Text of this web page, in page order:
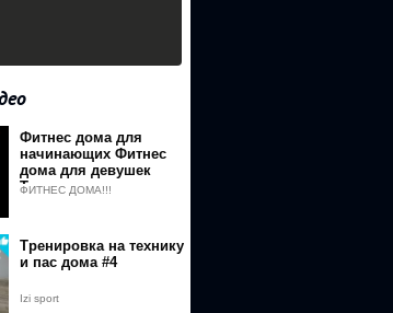
Фитнес дома для
начинающих Фитнес
дома для девушек
Тренировки дома для
ФИТНЕС ДОМА!!!
Тренировка на технику
и пас дома #4
Izi sport